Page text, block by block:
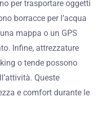
per trasportare oggetti
borracce per l’acqua
mappa o un GPS
Infine, attrezzature
o tende possono
Queste
e comfort durante le